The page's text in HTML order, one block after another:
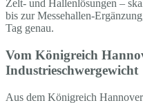
Zelt- und Hallenlösungen –
bis zur Messehallen-
Tag genau.
Vom Königreich
Industrieschwergewicht
Aus dem Königreich